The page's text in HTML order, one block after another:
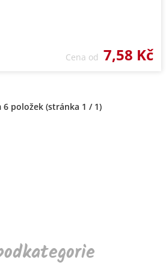
Cena od 7,58 Kč
6 položek (stránka 1 / 1)